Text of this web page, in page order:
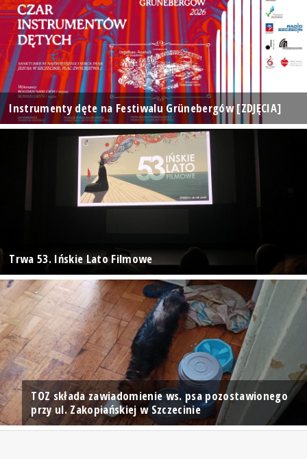
Instrumenty dęte na Festiwalu Grünebergów [ZDJĘCIA]
Trwa 53. Ińskie Lato Filmowe
TOZ składa zawiadomienie ws. psa pozostawionego
przy ul. Zakopiańskiej w Szczecinie